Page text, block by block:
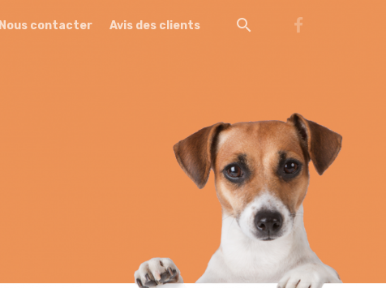
Nous contacter Avis des clients